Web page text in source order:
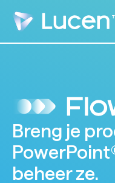
Breng je
beheer ze.